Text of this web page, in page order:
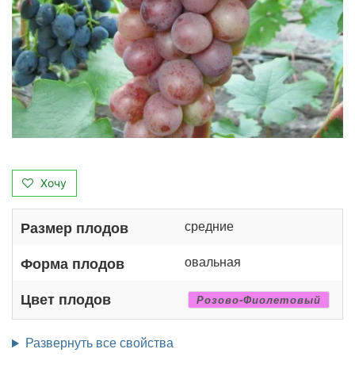
Хочу
Размер плодов средние
Форма плодов овальная
Цвет плодов Розово-Фиолетовый
Развернуть все свойства